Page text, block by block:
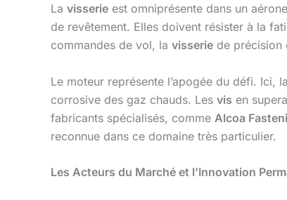
La visserie est omniprésente dans un
de revêtement. Elles doivent résister à la
commandes de vol, la visserie de précision
Le moteur représente l’apogée du défi. Ici, la
corrosive des gaz chauds. Les vis en
fabricants spécialisés, comme Alcoa
reconnue dans ce domaine très particulier.
Les Acteurs du Marché et l’Innovation